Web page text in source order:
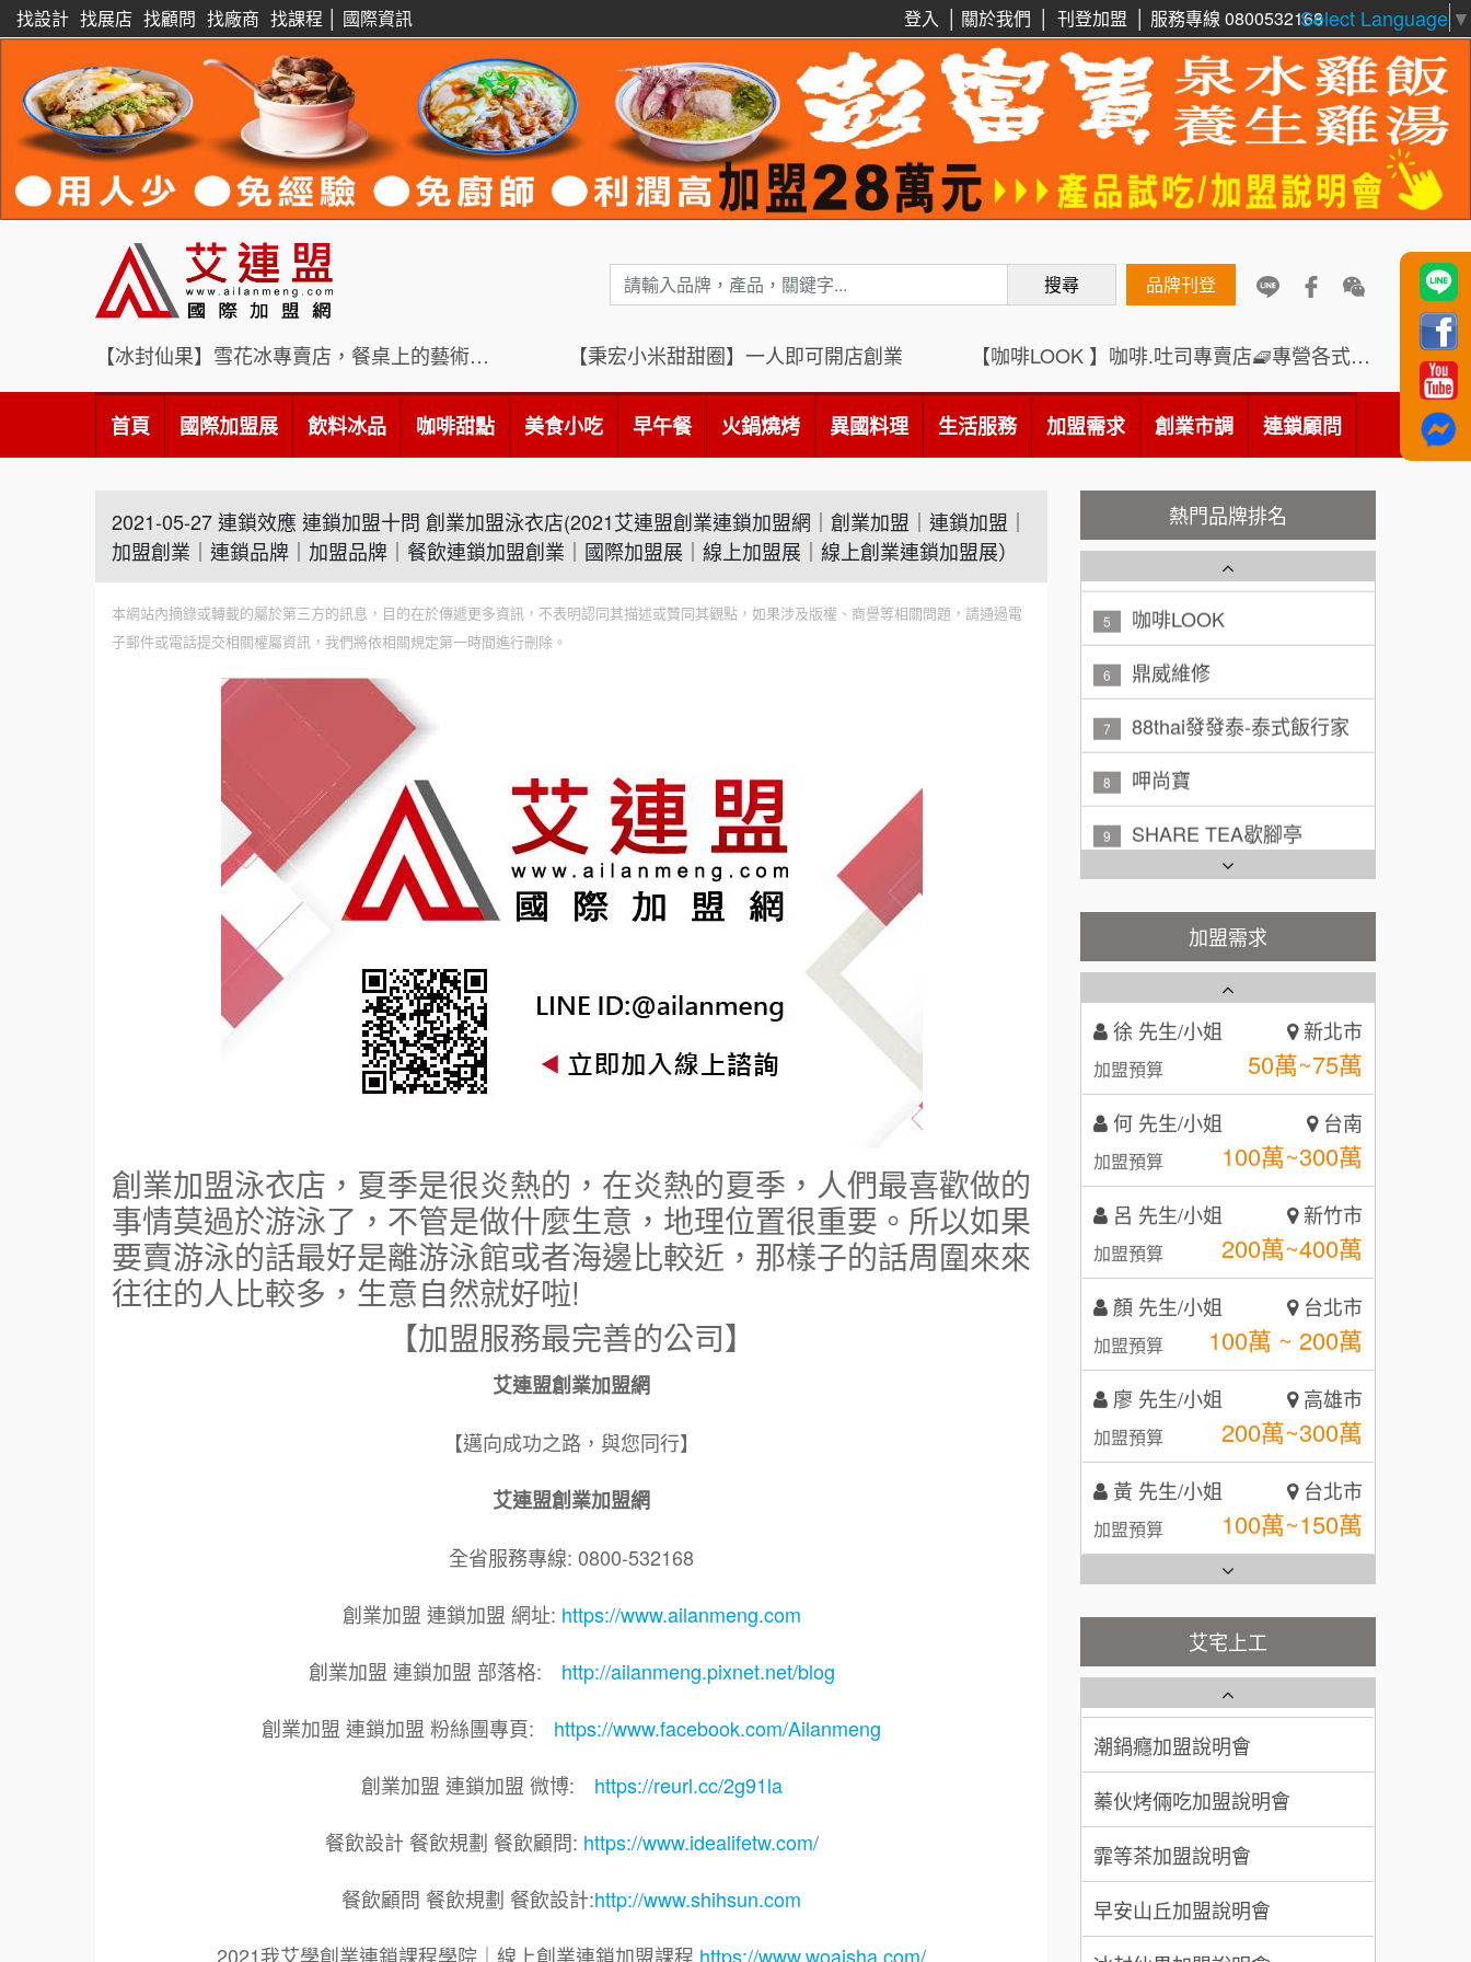
Select Language ▼
找設計 找展店 找顧問 找廠商 找課程 國際資訊 關於我們 刊登加盟 服務專線 0800532168
登入
搜尋 品牌刊登
【冰封仙果】雪花冰專賣店，餐桌上的藝術饗宴 【秉宏小米甜甜圈】一人即可開店創業 【咖啡LOOK 】咖啡.吐司專賣店🧇專營各式創意法式吐司
首頁 國際加盟展 飲料冰品 咖啡甜點 美食小吃 早午餐 火鍋燒烤 異國料理 生活服務 加盟需求 創業市調 連鎖顧問
2021-05-27 連鎖效應 連鎖加盟十問 創業加盟泳衣店(2021艾連盟創業連鎖加盟網｜創業加盟｜連鎖加盟｜
加盟創業｜連鎖品牌｜加盟品牌｜餐飲連鎖加盟創業｜國際加盟展｜線上加盟展｜線上創業連鎖加盟展）
本網站內摘錄或轉載的屬於第三方的訊息，目的在於傳遞更多資訊，不表明認同其描述或贊同其觀點，如果涉及版權、商譽等相關問題，請通過電
子郵件或電話提交相關權屬資訊，我們將依相關規定第一時間進行刪除。
創業加盟泳衣店，夏季是很炎熱的，在炎熱的夏季，人們最喜歡做的
事情莫過於游泳了，不管是做什麼生意，地理位置很重要。所以如果
要賣游泳的話最好是離游泳館或者海邊比較近，那樣子的話周圍來來
往往的人比較多，生意自然就好啦!
【加盟服務最完善的公司】
艾連盟創業加盟網
【邁向成功之路，與您同行】
艾連盟創業加盟網
全省服務專線: 0800-532168
創業加盟 連鎖加盟 網址: https://www.ailanmeng.com
創業加盟 連鎖加盟 部落格: http://ailanmeng.pixnet.net/blog
創業加盟 連鎖加盟 粉絲團專頁: https://www.facebook.com/Ailanmeng
創業加盟 連鎖加盟 微博: https://reurl.cc/2g91la
餐飲設計 餐飲規劃 餐飲顧問: https://www.idealifetw.com/
餐飲顧問 餐飲規劃 餐飲設計:http://www.shihsun.com
2021我艾學創業連鎖課程學院｜線上創業連鎖加盟課程 https://www.woaisha.com/
熱門品牌排名
6 鼎威維修
8 呷尚寶
9 SHARE TEA歇腳亭
Cozy coffee可集咖啡
2 霏等茶
4 潮鍋癮
5 咖啡LOOK
6 鼎威維修
7 88thai發發泰-泰式飯行家
8 呷尚寶
9 SHARE TEA歇腳亭
TEA TOP台灣第一味
1 Cozy coffee可集咖啡
2 霏等茶
3 秉宏小米甜甜圈
4 潮鍋癮
5 咖啡LOOK
鼎威維修
88thai發發泰-泰式飯行家
呷尚寶
9 SHARE TEA歇腳亭
10 TEA TOP台灣第一味
加盟需求
周 先生/小姐 台北
加盟預算 100萬 ~150萬
加盟預算 50萬~75萬
加盟預算 100萬~300萬
呂 先生/小姐 新竹市
顏 先生/小姐 台北市
廖 先生/小姐
200萬~300萬
黃 先生/小姐
加盟預算 100萬~150萬
林 先生/小姐 屏東縣
加盟預算 100萬 ~ 200萬
吳 先生/小姐 屏東縣
加盟預算 100萬~200萬
100萬 ~150萬
加盟預算 50萬~75萬
何 先生/小姐 台南
加盟預算 100萬~300萬
呂 先生/小姐 新竹市
加盟預算 200萬~400萬
顏 先生/小姐 台北市
加盟預算 100萬 ~ 200萬
廖 先生/小姐 高雄市
加盟預算 200萬~300萬
黃 先生/小姐 台北市
加盟預算 100萬~150萬
林 先生/小姐 屏東縣
加盟預算 100萬 ~ 200萬
吳 先生/小姐
加盟預算 100萬~200萬
周 先生/小姐 台北
加盟預算 100萬 ~150萬
徐 先生/小姐
加盟預算 50萬~75萬
何 先生/小姐
100萬~300萬
艾宅上工
【曉妍美妝】誠徵行政櫃檯
自助洗衣店誠徵代洗收送人員
(台中市)
MUSHEN徵SPA美容芳療師
日十。早午食加盟說明會
拾鑶火鍋加盟說明會
全家加盟說明會
台灣G湯加盟說明會
彭富貴加盟說明會
NU PASTA義大利麵加盟說明
會
潮鍋癮加盟說明會
蓁伙烤倆吃加盟說明會
霏等茶加盟說明會
早安山丘加盟說明會
冰封仙果加盟說明會
藍象廷泰式火鍋加盟說明會
日十。早午食加盟說明會
上宇林加盟說明會
莫尼早餐Morni加盟說明會
手作功夫茶加盟說明會
SHARE TEA歇腳亭加盟說明會